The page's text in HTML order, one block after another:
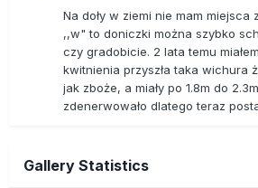
Na doły w ziemi nie mam miejsca
,,w" to doniczki można szybko
czy gradobicie. 2 lata temu
kwitnienia przyszła taka wichura
jak zboże, a miały po 1.8m do
zdenerwowało dlatego teraz
Gallery Statistics